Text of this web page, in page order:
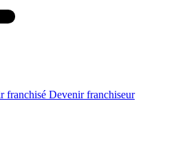
franchisé Devenir franchiseur